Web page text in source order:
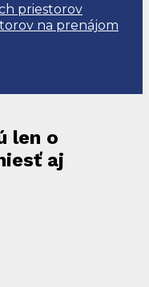
priestorov
na prenájom
len o
aj